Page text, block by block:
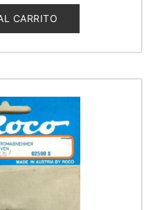
CARRITO